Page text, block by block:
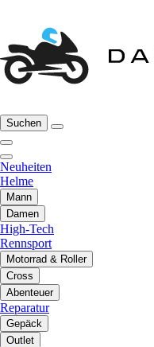
Suchen
Neuheiten
Helme
Mann
Damen
High-Tech
Rennsport
Motorrad & Roller
Cross
Abenteuer
Reparatur
Gepäck
Outlet